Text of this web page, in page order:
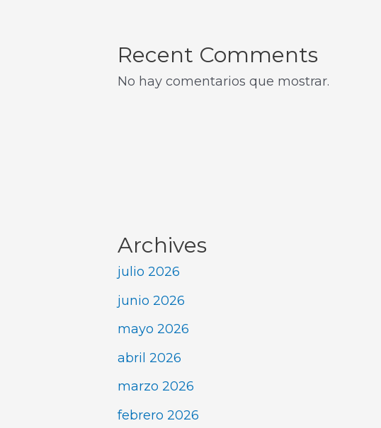
Recent Comments
No hay comentarios que mostrar.
Archives
julio 2026
junio 2026
mayo 2026
abril 2026
marzo 2026
febrero 2026